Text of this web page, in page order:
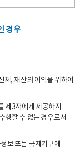
경우
체, 재산의 이익을 위하여
제3자에게 제공하지
행할 수 없는 경우로서
보 또는 국제기구에